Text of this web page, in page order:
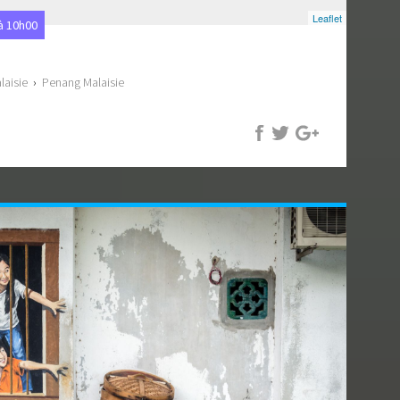
Leaflet
10h00
› Penang Malaisie